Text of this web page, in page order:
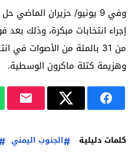
وفي 9 يونيو/ حزيران
إجراء انتخابات مبكرة، وذلك بعد
من 31 بالمئة من الأصوات في
وهزيمة كتلة ماكرون الوسطية.
كلمات دليلية الجنوب اليمني